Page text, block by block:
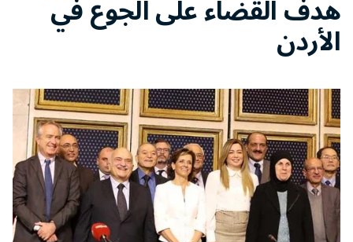
هدف القضاء على الجوع في
الأردن